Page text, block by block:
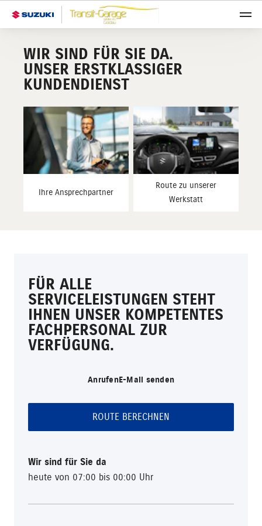
WIR SIND FÜR SIE DA.
UNSER ERSTKLASSIGER
KUNDENDIENST
Ihre Ansprechpartner
Route zu unserer
Werkstatt
FÜR ALLE
SERVICELEISTUNGEN STEHT
IHNEN UNSER KOMPETENTES
FACHPERSONAL ZUR
VERFÜGUNG.
AnrufenE-Mail senden
ROUTE BERECHNEN
Wir sind für Sie da
heute von 07:00 bis 00:00 Uhr